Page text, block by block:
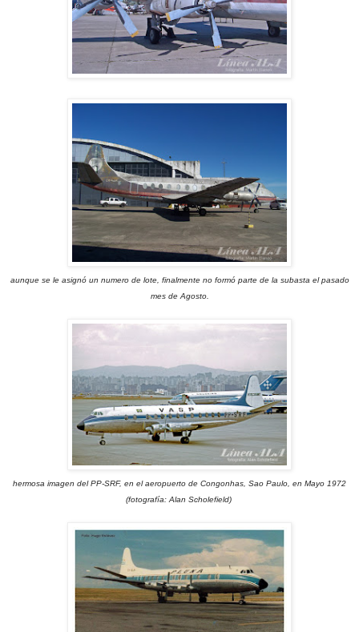
aunque se le asignó un numero de lote, finalmente no formó parte de la subasta el pasado
mes de Agosto.
hermosa imagen del PP-SRF, en el aeropuerto de Congonhas, Sao Paulo, en Mayo 1972
(fotografía: Alan Scholefield)